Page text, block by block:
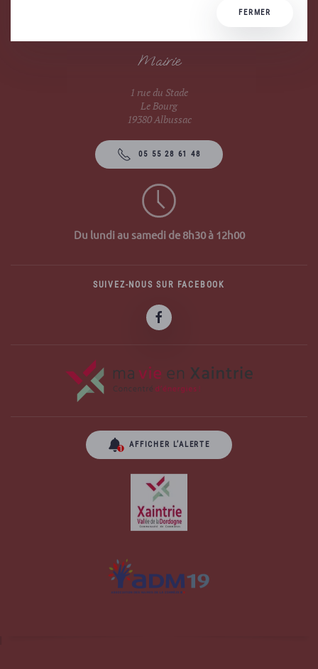
Mairie
1 rue du Stade
Le Bourg
19380 Albussac
05 55 28 61 48
Du lundi au samedi de 8h30 à 12h00
SUIVEZ-NOUS SUR FACEBOOK
AFFICHER L’ALERTE
FERMER